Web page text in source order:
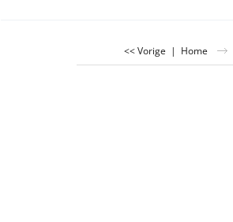
<< Vorige | Home